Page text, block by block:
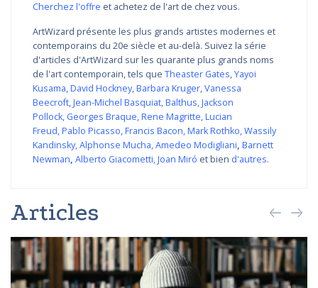
Cherchez l'offre et achetez de l'art de chez vous.
ArtWizard présente les plus grands artistes modernes et
contemporains du 20e siècle et au-delà. Suivez la série
d'articles d'ArtWizard sur les quarante plus grands noms
de l'art contemporain, tels que Theaster Gates,Yayoi
Kusama,David Hockney,Barbara Kruger,Vanessa
Beecroft,Jean-Michel Basquiat,Balthus,Jackson
Pollock, Georges Braque,Rene Magritte,Lucian
Freud,Pablo Picasso,Francis Bacon,Mark Rothko,Wassily
Kandinsky,Alphonse Mucha,Amedeo Modigliani, Barnett
Newman, Alberto Giacometti,Joan Miró et bien d'autres.
Articles